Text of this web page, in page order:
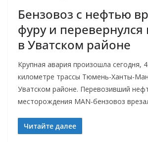
Бензовоз с нефтью
фуру и перевернулся
в Уватском районе
Крупная авария произошла сегодня,
километре трассы Тюмень-Ханты-
Уватском районе. Перевозивший
месторождения MAN-бензовоз
Читайте далее